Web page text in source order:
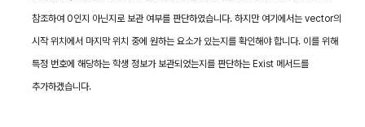
참조하여 0인지 아닌지로 보관 여부를 판단하였습니다. 하지만 여기에서는vector의
시작 위치에서 마지막 위치 중에 원하는 요소가 있는지를 확인해야 합니다. 이를 위해
특정 번호에 해당하는 학생 정보가 보관되었는지를 판단하는 Exist 메서드를
추가하겠습니다.